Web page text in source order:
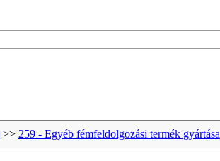
>> 259 - Egyéb fémfeldolgozási termék gyártása